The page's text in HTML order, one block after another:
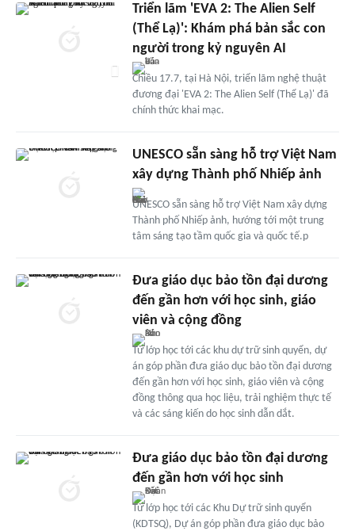
Triển lãm 'EVA 2: The Alien Self
(Thể Lạ)': Khám phá bản sắc con
người trong kỷ nguyên AI
Chiều 17.7, tại Hà Nội, triển lãm nghệ thuật
đương đại 'EVA 2: The Alien Self (Thể Lạ)' đã
chính thức khai mạc.
UNESCO sẵn sàng hỗ trợ Việt Nam
xây dựng Thành phố Nhiếp ảnh
UNESCO sẵn sàng hỗ trợ Việt Nam xây dựng
Thành phố Nhiếp ảnh, hướng tới một trung
tâm sáng tạo tầm quốc gia và quốc tế.p
Đưa giáo dục bảo tồn đại dương
đến gần hơn với học sinh, giáo
viên và cộng đồng
Từ lớp học tới các khu dự trữ sinh quyển, dự
án góp phần đưa giáo dục bảo tồn đại dương
đến gần hơn với học sinh, giáo viên và cộng
đồng thông qua học liệu, trải nghiệm thực tế
và các sáng kiến do học sinh dẫn dắt.
Đưa giáo dục bảo tồn đại dương
đến gần hơn với học sinh
Từ lớp học tới các Khu Dự trữ sinh quyển
(KDTSQ), Dự án góp phần đưa giáo dục bảo